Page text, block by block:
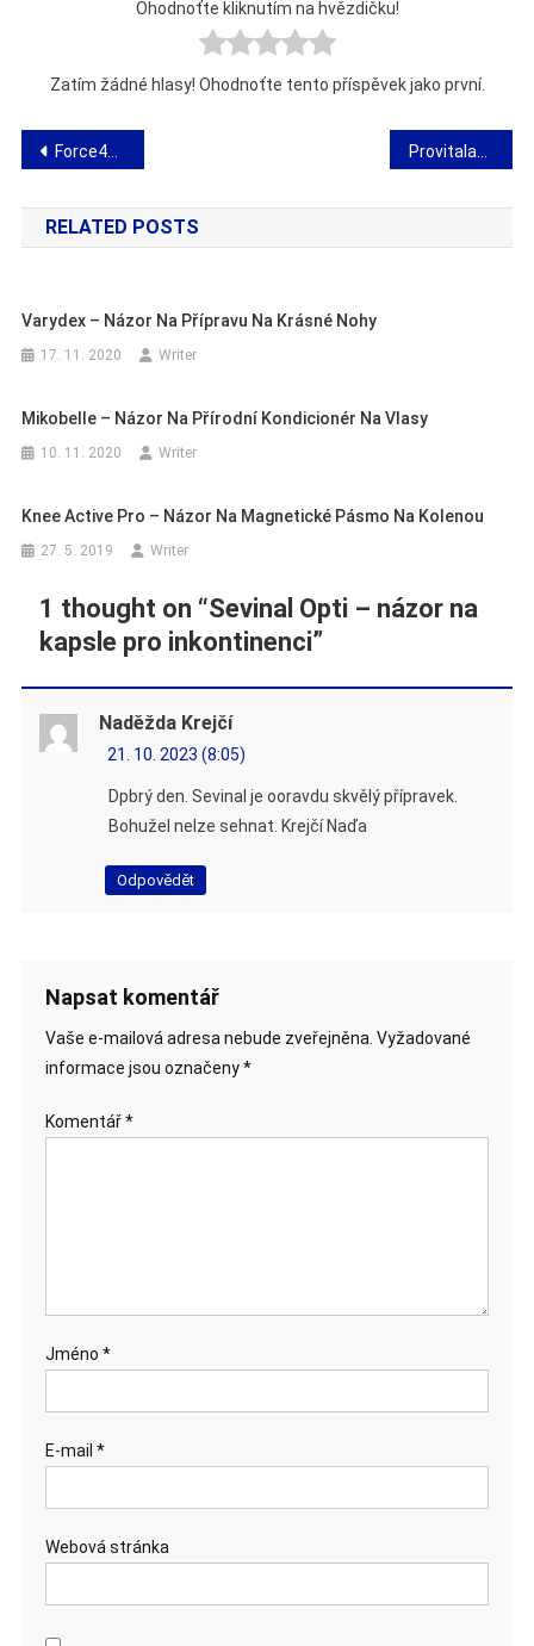
Ohodnoťte kliknutím na hvězdičku!
Zatím žádné hlasy! Ohodnoťte tento příspěvek jako první.
Navigace
pro
příspěvek
Force4Him – názor na přípravu na růst svalů
RELATED POSTS
Varydex – Názor Na Přípravu Na Krásné Nohy
17. 11. 2020 Writer
Mikobelle – Názor Na Přírodní Kondicionér Na Vlasy
10. 11. 2020 Writer
Knee Active Pro – Názor Na Magnetické Pásmo Na Kolenou
27. 5. 2019 Writer
1 thought on “Sevinal Opti – názor na
kapsle pro inkontinenci”
Naděžda Krejčí
21. 10. 2023 (8:05)
Dpbrý den. Sevinal je ooravdu skvělý přípravek.
Bohužel nelze sehnat. Krejčí Naďa
Odpovědět
Napsat komentář
Vaše e-mailová adresa nebude zveřejněna. Vyžadované
informace jsou označeny*
Komentář*
Jméno *
E-mail *
Webová stránka